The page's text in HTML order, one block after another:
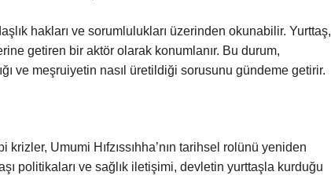
hakları ve sorumlulukları üzerinden okunabilir. Yurttaş,
getiren bir aktör olarak konumlanır. Bu durum,
ve meşruiyetin nasıl üretildiği sorusunu gündeme getirir.
Umumi Hıfzıssıhha’nın tarihsel rolünü yeniden
politikaları ve sağlık iletişimi, devletin yurttaşla kurduğu